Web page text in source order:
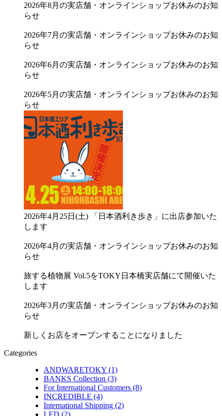
2026年8月の実店舗・オンラインショップお休みのお知
らせ
2026年7月の実店舗・オンラインショップお休みのお知
らせ
2026年6月の実店舗・オンラインショップお休みのお知
らせ
2026年5月の実店舗・オンラインショップお休みのお知
らせ
2026年4月25日(土) 「日本酒利き歩き」に出店参加いた
します
2026年4月の実店舗・オンラインショップお休みのお知
らせ
旅する植物展 Vol.5をTOKY日本橋実店舗にて開催いた
します
2026年3月の実店舗・オンラインショップお休みのお知
らせ
新しくお店をオープンすることになりました
Categories
ANDWARETOKY (1)
BANKS Collection (3)
For International Customers (8)
INCREDIBLE (4)
International Shipping (2)